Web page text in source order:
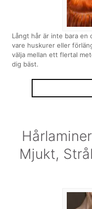
Långt hår är inte bara en
vare huskurer eller
välja mellan ett flertal
dig bäst.
Mjukt,